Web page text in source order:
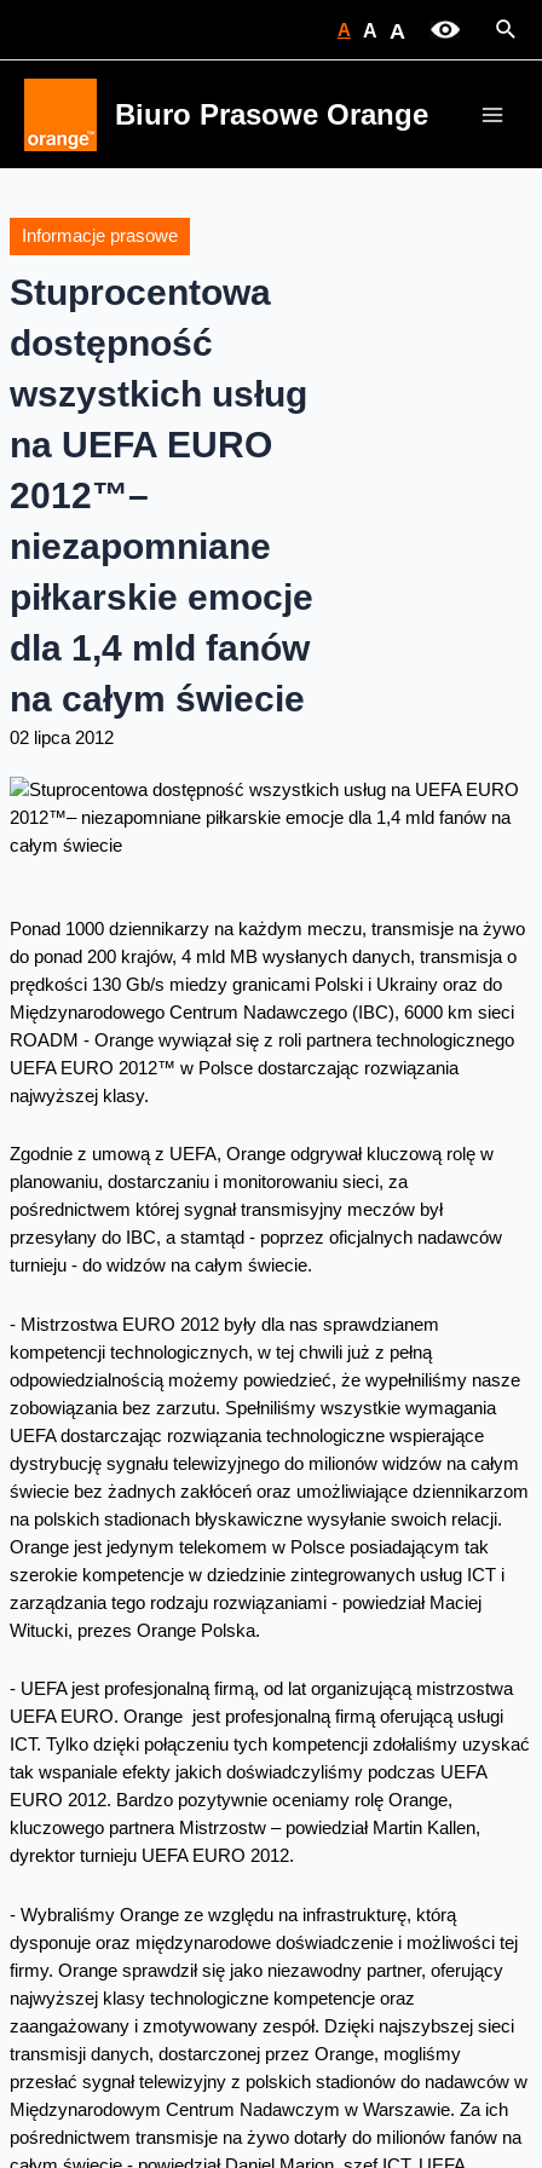
A A A
Biuro Prasowe Orange
Informacje prasowe
Stuprocentowa
dostępność
wszystkich usług
na UEFA EURO
2012™–
niezapomniane
piłkarskie emocje
dla 1,4 mld fanów
na całym świecie
02 lipca 2012
Ponad 1000 dziennikarzy na każdym meczu, transmisje na żywo
do ponad 200 krajów, 4 mld MB wysłanych danych, transmisja o
prędkości 130 Gb/s miedzy granicami Polski i Ukrainy oraz do
Międzynarodowego Centrum Nadawczego (IBC), 6000 km sieci
ROADM - Orange wywiązał się z roli partnera technologicznego
UEFA EURO 2012™ w Polsce dostarczając rozwiązania
najwyższej klasy.
Zgodnie z umową z UEFA, Orange odgrywał kluczową rolę w
planowaniu, dostarczaniu i monitorowaniu sieci, za
pośrednictwem której sygnał transmisyjny meczów był
przesyłany do IBC, a stamtąd - poprzez oficjalnych nadawców
turnieju - do widzów na całym świecie.
- Mistrzostwa EURO 2012 były dla nas sprawdzianem
kompetencji technologicznych, w tej chwili już z pełną
odpowiedzialnością możemy powiedzieć, że wypełniliśmy nasze
zobowiązania bez zarzutu. Spełniliśmy wszystkie wymagania
UEFA dostarczając rozwiązania technologiczne wspierające
dystrybucję sygnału telewizyjnego do milionów widzów na całym
świecie bez żadnych zakłóceń oraz umożliwiające dziennikarzom
na polskich stadionach błyskawiczne wysyłanie swoich relacji.
Orange jest jedynym telekomem w Polsce posiadającym tak
szerokie kompetencje w dziedzinie zintegrowanych usług ICT i
zarządzania tego rodzaju rozwiązaniami - powiedział Maciej
Witucki, prezes Orange Polska.
- UEFA jest profesjonalną firmą, od lat organizującą mistrzostwa
UEFA EURO. Orange jest profesjonalną firmą oferującą usługi
ICT. Tylko dzięki połączeniu tych kompetencji zdołaliśmy uzyskać
tak wspaniale efekty jakich doświadczyliśmy podczas UEFA
EURO 2012. Bardzo pozytywnie oceniamy rolę Orange,
kluczowego partnera Mistrzostw – powiedział Martin Kallen,
dyrektor turnieju UEFA EURO 2012.
- Wybraliśmy Orange ze względu na infrastrukturę, którą
dysponuje oraz międzynarodowe doświadczenie i możliwości tej
firmy. Orange sprawdził się jako niezawodny partner, oferujący
najwyższej klasy technologiczne kompetencje oraz
zaangażowany i zmotywowany zespół. Dzięki najszybszej sieci
transmisji danych, dostarczonej przez Orange, mogliśmy
przesłać sygnał telewizyjny z polskich stadionów do nadawców w
Międzynarodowym Centrum Nadawczym w Warszawie. Za ich
pośrednictwem transmisje na żywo dotarły do milionów fanów na